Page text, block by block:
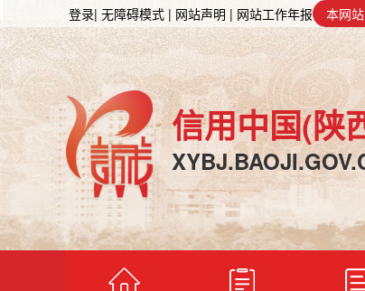
登录| 无障碍模式 | 网站声明 | 网站工作年报 本网
信用中国(陕